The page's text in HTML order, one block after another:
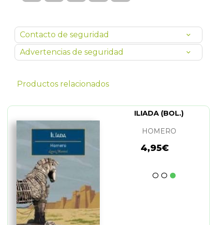
Contacto de seguridad
Advertencias de seguridad
Productos relacionados
ILIADA (BOL.)
HOMERO
4,95€